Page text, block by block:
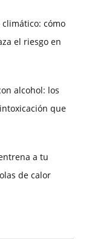
cómo
el riesgo en
alcohol: los
que
a tu
de calor